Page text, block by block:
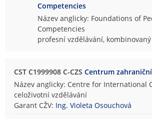
Competencies
Název anglicky: Foundations of
Competencies
profesní vzdělávání, kombinovaný
CST C1999908 C-CZSCentrum
Název anglicky: Centre for International
celoživotní vzdělávání
Garant CŽV: Ing. Violeta Osouchová